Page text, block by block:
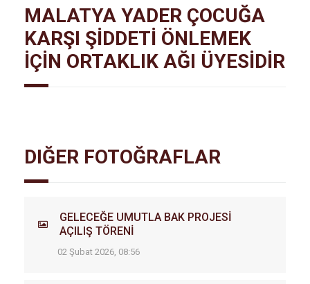
MALATYA YADER ÇOCUĞA
KARŞI ŞİDDETİ ÖNLEMEK
İÇİN ORTAKLIK AĞI ÜYESİDİR
DIĞER FOTOĞRAFLAR
GELECEĞE UMUTLA BAK PROJESİ
AÇILIŞ TÖRENİ
02 Şubat 2026, 08:56